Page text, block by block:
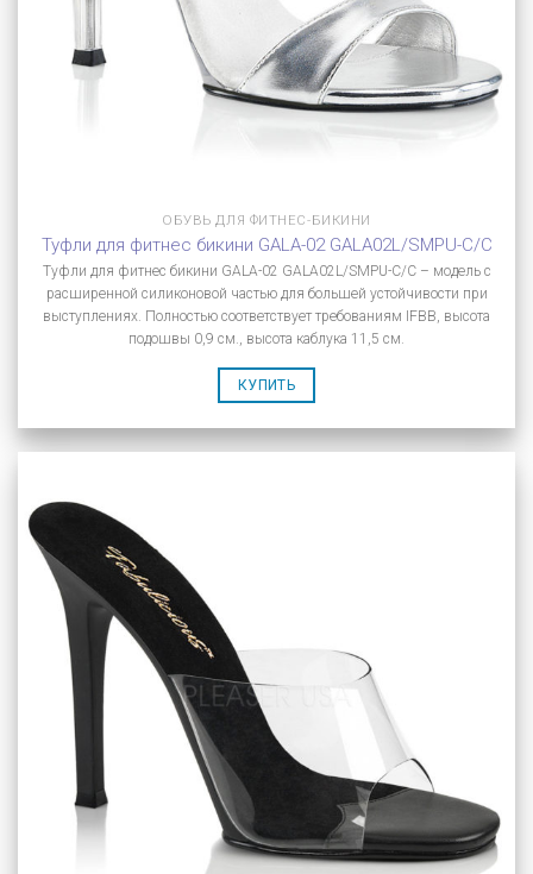
ОБУВЬ ДЛЯ ФИТНЕС-БИКИНИ
Туфли для фитнес бикини GALA-02 GALA02L/SMPU-C/C
Туфли для фитнес бикини GALA-02 GALA02L/SMPU-C/C – модель с
расширенной силиконовой частью для большей устойчивости при
выступлениях. Полностью соответствует требованиям IFBB, высота
подошвы 0,9 см., высота каблука 11,5 см.
КУПИТЬ